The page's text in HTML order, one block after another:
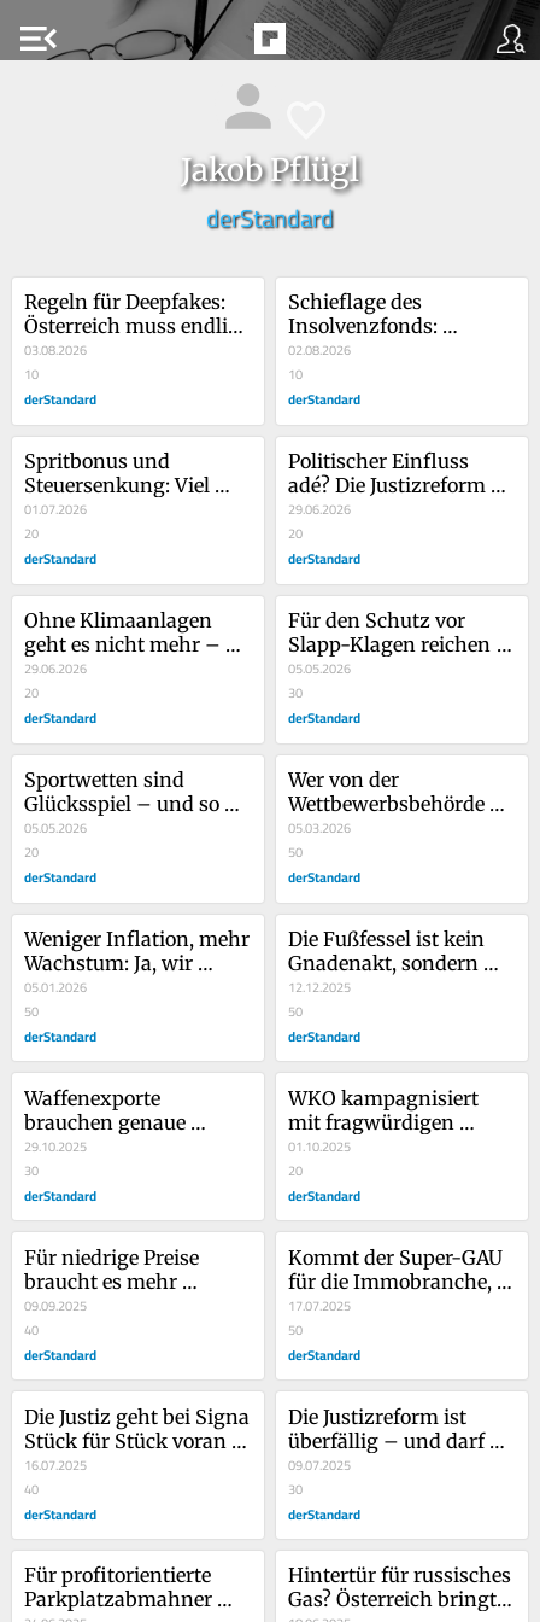
menu_open
Jakob Pflügl
derStandard
Regeln für Deepfakes:
Österreich muss endlich
eine Behörde schaffen!
03.08.2026
10
derStandard
Schieflage des
Insolvenzfonds:
Senkung der
Lohnnebenkosten hat
Nebenwirkungen
02.08.2026
10
derStandard
Spritbonus und
Steuersenkung: Viel
Aufwand für wenig
Wirkung
01.07.2026
20
derStandard
Politischer Einfluss
adé? Die Justizreform
hat Tücken
29.06.2026
20
derStandard
Ohne Klimaanlagen
geht es nicht mehr –
die rechtlichen Hürden
müssen fallen
29.06.2026
20
derStandard
Für den Schutz vor
Slapp-Klagen reichen
halbe Lösungen nicht
05.05.2026
30
derStandard
Sportwetten sind
Glücksspiel – und so
sollte man sie auch
rechtlich einstufen
05.05.2026
20
derStandard
Wer von der
Wettbewerbsbehörde
Härte fordert, muss ihr
mehr Macht geben
05.03.2026
50
derStandard
Weniger Inflation, mehr
Wachstum: Ja, wir
dürfen optimistisch
sein!
05.01.2026
50
derStandard
Die Fußfessel ist kein
Gnadenakt, sondern
moderner Strafvollzug
12.12.2025
50
derStandard
Waffenexporte
brauchen genaue
Prüfungen – an diesem
Grundsatz muss
Österreich festhalten
29.10.2025
30
derStandard
WKO kampagnisiert
mit fragwürdigen
Zahlen gegen
Krankenstände – das
ist unredlich
01.10.2025
20
derStandard
Für niedrige Preise
braucht es mehr
Wettbewerb – und
Konsumenten, die
aufwachen
09.09.2025
40
derStandard
Kommt der Super-GAU
für die Immobranche,
müsste die Politik
eingreifen
17.07.2025
50
derStandard
Die Justiz geht bei Signa
Stück für Stück voran –
das ist der beste Weg
16.07.2025
40
derStandard
Die Justizreform ist
überfällig – und darf
diesmal nicht scheitern
09.07.2025
30
derStandard
Für profitorientierte
Parkplatzabmahner
Hintertür für russisches
Gas? Österreich bringt